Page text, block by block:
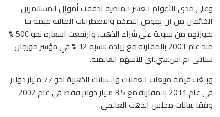
وعلى مدى الأعوام العشر الماضية تدفقت أموال المستثمرين
الخائفين من ان يقوض التضخم والاضطرابات المالية قيمة ما
بحوزتهم من سيولة على شراء الذهب. وارتفعت اسعاره نحو 500 %
منذ عام 2001 بالمقارنة مع زيادة بنسبة 12 % في مؤشر مورجان
ستانلي ام.اس.سي.اي للأسهم العالمية.
وبلغت قيمة مبيعات العملات والسبائك الذهبية نحو 77 مليار دولار
في عام 2011 بالمقارنة مع 3.5 مليار دولار فقط في عام 2002
وفقا لبيانات مجلس الذهب العالمي.